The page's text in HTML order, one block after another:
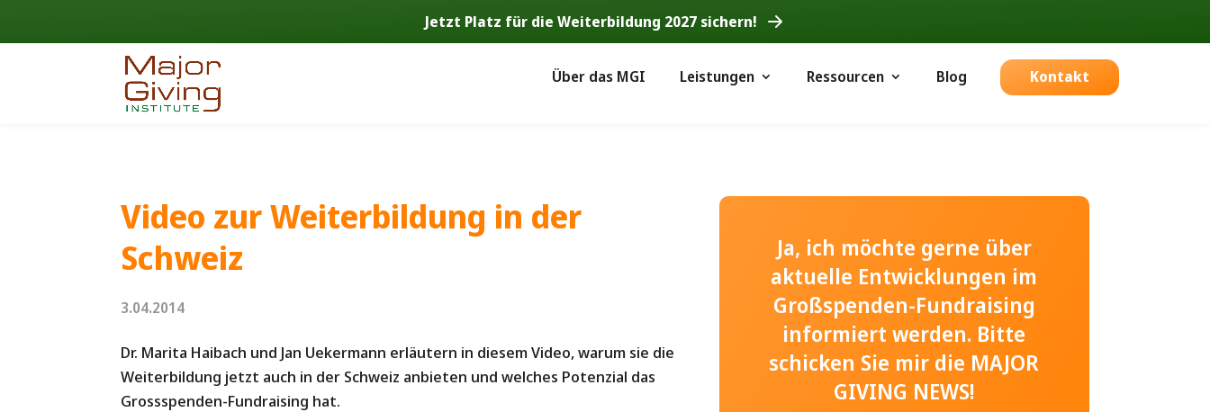
Jetzt Platz für die Weiterbildung 2027 sichern!
Über das MGI Leistungen Ressourcen Blog Kontakt
Video zur Weiterbildung in der
Schweiz
3.04.2014
Dr. Marita Haibach und Jan Uekermann erläutern in diesem Video, warum sie die
Weiterbildung jetzt auch in der Schweiz anbieten und welches Potenzial das
Grossspenden-Fundraising hat.
Ja, ich möchte gerne über
aktuelle Entwicklungen im
Großspenden-Fundraising
informiert werden. Bitte
schicken Sie mir die MAJOR
GIVING NEWS!